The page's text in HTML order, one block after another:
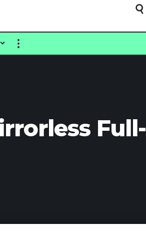
Full-